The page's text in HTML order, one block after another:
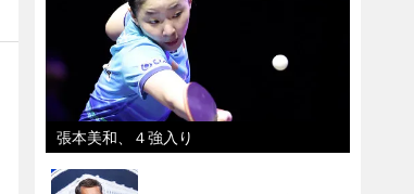
張本美和、４強入り